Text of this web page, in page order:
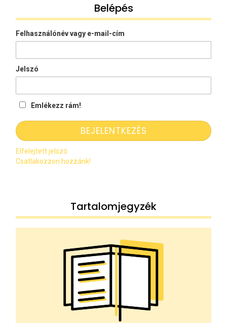
Belépés
Felhasználónév vagy e-mail-cím
Jelszó
Emlékezz rám!
Elfelejtett jelszó
Csatlakozzon hozzánk!
Tartalomjegyzék